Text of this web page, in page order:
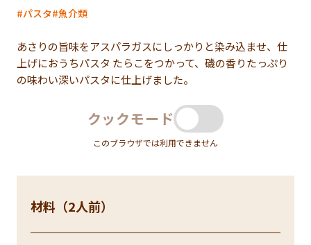
パスタ 魚介類
あさりの旨味をアスパラガスにしっかりと染み込ませ、仕
上げにおうちパスタ たらこをつかって、磯の香りたっぷり
の味わい深いパスタに仕上げました。
クックモード
このブラウザでは利用できません
材料（2人前）